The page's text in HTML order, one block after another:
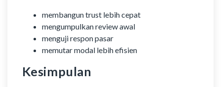
membangun trust lebih cepat
mengumpulkan review awal
menguji respon pasar
memutar modal lebih efisien
Kesimpulan